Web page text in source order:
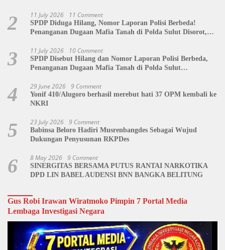
2 11 July 2026 11 Comment
SPDP Diduga Hilang, Nomor Laporan Polisi Berbeda!
Penanganan Dugaan Mafia Tanah di Polda Sulut Disorot,
3 11 July 2026 10 Comment
SPDP Disebut Hilang dan Nomor Laporan Polisi Berbeda,
Penanganan Dugaan Mafia Tanah di Polda Sulut
4 29 June 2026 9 Comment
Yonif 410/Alugoro berhasil merebut hati 37 OPM kembali ke
NKRI
5 23 July 2026 9 Comment
Babinsa Beloro Hadiri Musrenbangdes Sebagai Wujud
Dukungan Penyusunan RKPDes
6 8 May 2026 9 Comment
SINERGITAS BERSAMA PUTUS RANTAI NARKOTIKA
DPD LIN BABEL AUDENSI BNN BANGKA BELITUNG
Gus Robi Irawan Wiratmoko Pimpin 7 Portal Media
Lembaga Investigasi Negara
Video
Player